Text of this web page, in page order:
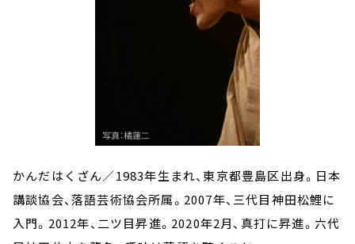
かんだはくざん／1983年生まれ、東京都豊島区出身。日本
講談協会、落語芸術協会所属。2007年、三代目神田松鯉に
入門。2012年、二ツ目昇進。2020年2月、真打に昇進。六代